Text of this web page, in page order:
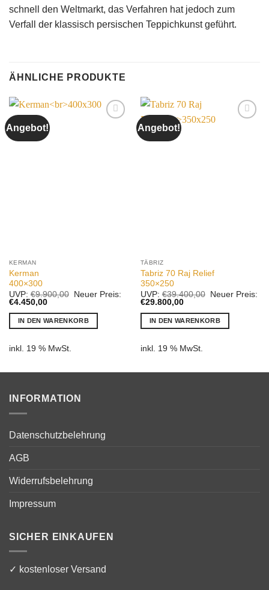
schnell den Weltmarkt, das Verfahren hat jedoch zum
Verfall der klassisch persischen Teppichkunst geführt.
ÄHNLICHE PRODUKTE
Angebot!
KERMAN
Kerman
400×300
UVP: €9.900,00
Ursprünglicher
€9.900,00
Neuer Preis:
€4.450,00Aktueller
ist:
€4.450,00.
IN DEN WARENKORB
inkl. 19 % MwSt.
Angebot!
TÄBRIZ
Tabriz 70 Raj Relief
350×250
UVP: €39.400,00
Ursprünglicher
€39.400,00
Neuer Preis:
€29.800,00Aktueller
ist:
€29.800,00.
IN DEN WARENKORB
inkl. 19 % MwSt.
INFORMATION
Datenschutzbelehrung
AGB
Widerrufsbelehrung
Impressum
SICHER EINKAUFEN
✓ kostenloser Versand